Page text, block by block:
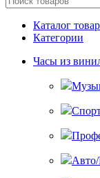
Каталог
Категории
Часы из